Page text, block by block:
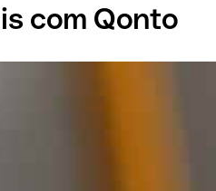
com Qonto